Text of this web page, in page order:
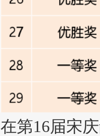
在第16届宋